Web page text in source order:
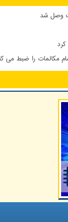
وصل شد
مکالمات را ضبط می